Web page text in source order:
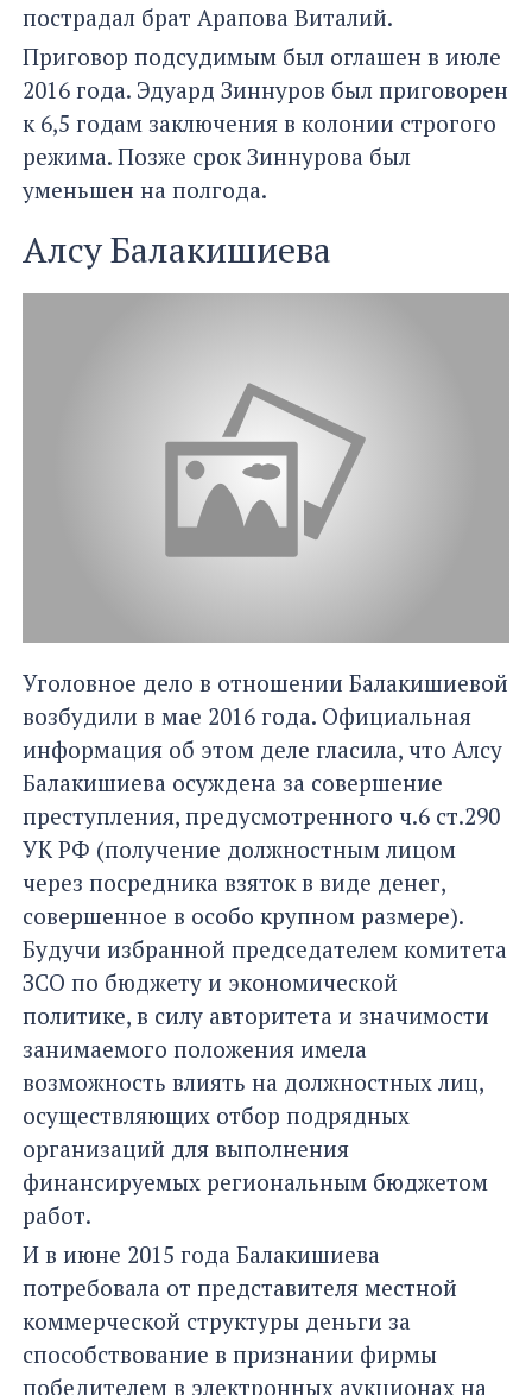
пострадал брат Арапова Виталий.
Приговор подсудимым был оглашен в июле
2016 года. Эдуард Зиннуров был приговорен
к 6,5 годам заключения в колонии строгого
режима. Позже срок Зиннурова был
уменьшен на полгода.
Алсу Балакишиева
Уголовное дело в отношении Балакишиевой
возбудили в мае 2016 года. Официальная
информация об этом деле гласила, что Алсу
Балакишиева осуждена за совершение
преступления, предусмотренного ч.6 ст.290
УК РФ (получение должностным лицом
через посредника взяток в виде денег,
совершенное в особо крупном размере).
Будучи избранной председателем комитета
ЗСО по бюджету и экономической
политике, в силу авторитета и значимости
занимаемого положения имела
возможность влиять на должностных лиц,
осуществляющих отбор подрядных
организаций для выполнения
финансируемых региональным бюджетом
работ.
И в июне 2015 года Балакишиева
потребовала от представителя местной
коммерческой структуры деньги за
способствование в признании фирмы
победителем в электронных аукционах на